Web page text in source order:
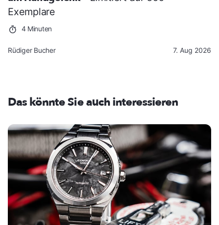
Exemplare
4 Minuten
Rüdiger Bucher 7. Aug 2026
Das könnte Sie auch interessieren